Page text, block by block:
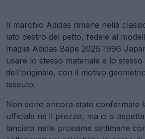
Il marchio Adidas rimane nella
lato destro del petto, fedele al
maglia Adidas Bape 2026 1996
usare lo stesso materiale e lo stesso
dell'originale, con il motivo
tessuto.
Non sono ancora state confermate
ufficiale né il prezzo, ma ci si
lanciata nelle prossime settimane